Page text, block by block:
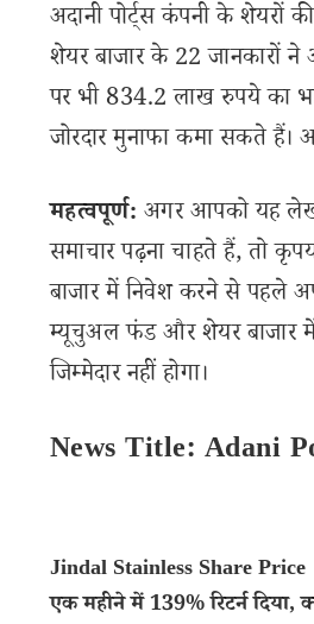
अदानी पोर्ट्स कंपनी के शेयरों
शेयर बाजार के 22 जानकारों ने
पर भी 834.2 लाख रुपये का
जोरदार मुनाफा कमा सकते हैं।
महत्वपूर्ण: अगर आपको यह
समाचार पढ़ना चाहते हैं, तो
बाजार में निवेश करने से पहले
म्यूचुअल फंड और शेयर बाजार में
जिम्मेदार नहीं होगा।
News Title: Adani
Jindal Stainless Share
एक महीने में 139% रिटर्न दिया,